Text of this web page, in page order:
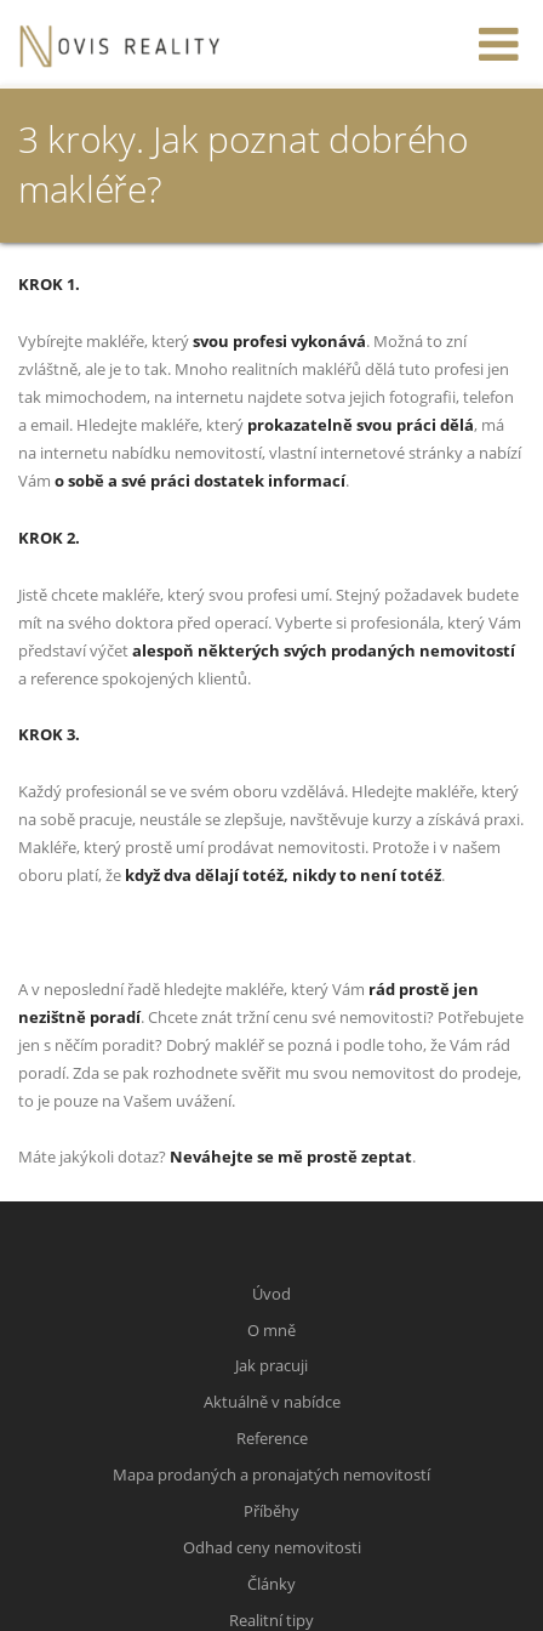
3 kroky. Jak poznat dobrého
makléře?
KROK 1.
Vybírejte makléře, kterýsvou profesi vykonává. Možná to zní
zvláštně, ale je to tak. Mnoho realitních makléřů dělá tuto profesi jen
tak mimochodem, na internetu najdete sotva jejich fotografii, telefon
a email. Hledejte makléře, který prokazatelně svou práci dělá, má
na internetu nabídku nemovitostí, vlastní internetové stránky a nabízí
Vám o sobě a své práci dostatek informací.
KROK 2.
Jistě chcete makléře, který svou profesi umí. Stejný požadavek budete
mít na svého doktora před operací. Vyberte si profesionála, který Vám
představí výčetalespoň některých svých prodaných nemovitostí
a reference spokojených klientů.
KROK 3.
Každý profesionál se ve svém oboru vzdělává. Hledejte makléře, který
na sobě pracuje, neustále se zlepšuje, navštěvuje kurzy a získává praxi.
Makléře, který prostě umí prodávat nemovitosti. Protože i v našem
oboru platí, že když dva dělají totéž, nikdy to není totéž.
A v neposlední řadě hledejte makléře, který Vám rád prostě jen
nezištně poradí. Chcete znát tržní cenu své nemovitosti? Potřebujete
jen s něčím poradit? Dobrý makléř se pozná i podle toho, že Vám rád
poradí. Zda se pak rozhodnete svěřit mu svou nemovitost do prodeje,
to je pouze na Vašem uvážení.
Máte jakýkoli dotaz? Neváhejte se mě prostě zeptat.
Úvod
O mně
Jak pracuji
Aktuálně v nabídce
Reference
Mapa prodaných a pronajatých nemovitostí
Příběhy
Odhad ceny nemovitosti
Články
Realitní tipy